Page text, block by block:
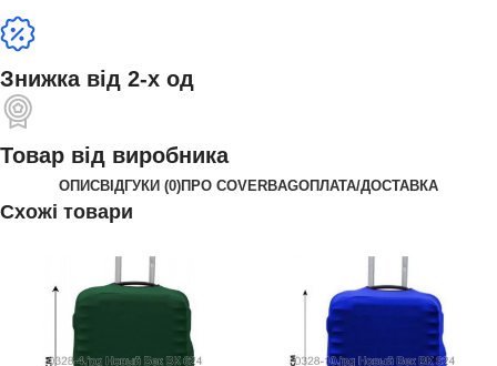
Знижка від 2-х од
Товар від виробника
ОПИСВІДГУКИ (0)ПРО COVERBAGОПЛАТА/ДОСТАВКА
Схожі товари